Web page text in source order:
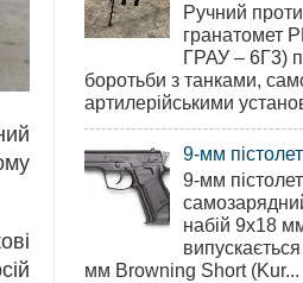
Ручний
гранатомет
ГРАУ – 6Г3)
боротьби з танками,
артилерійськими
9-мм
9-мм
набій 9х18
мм Browning Short (Kur...